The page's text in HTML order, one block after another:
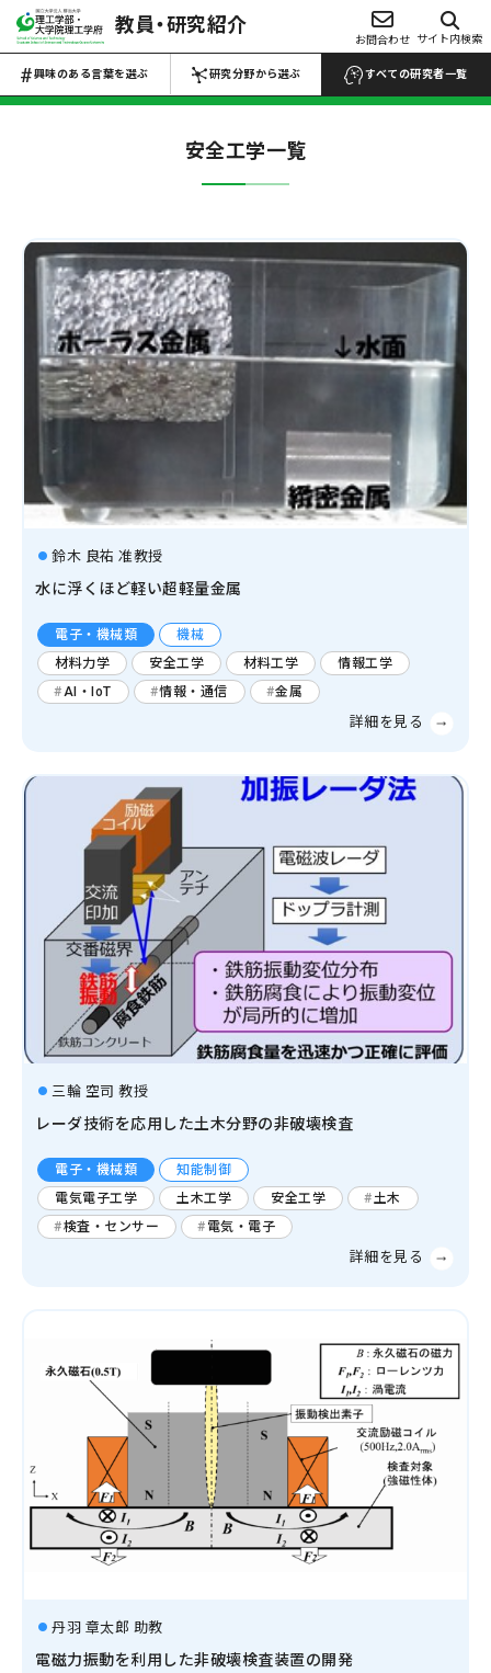
興味のある言葉を選ぶ
すべての研究者一覧 →
医学・医療
生物・微生物
薬・医薬品
農・水産
マイクロ・ナノ
反応・合成
高分子・プラスチ
ック
レーザー
光・熱
数学・物理
電気・電子
AI・IoT
コンピューター
検査・センサー
土木
温暖化
災害・防災
環境
人間工学
燃焼
船舶・海洋
研究分野から選ぶ
Search by research field
プラズマ学 地球惑星科学
工学
材料力学
生産工学 設計工学 流体工学
熱工学 機械力学
電気電子工学 土木工学 建築学
社会システム工学 安全工学 防災工学
複合工学
材料工学
化学工学
応用物理物性 応用物理工学
人間医工学
無機・錯体化学 分析化学 高分子
有機材料
エネルギー関連化学 生体分子化学
農学
農芸化学
生産環境農学
生物学
構造生物化学 機能生物化学
生物物理学
薬学及び基礎医学
薬学
生体の構造と機能
健康科学
情報科学
情報工学 人間情報学
環境学
環境解析評価
教員・研究紹介
お問合わせ サイト内検索
興味のある言葉を選ぶ 研究分野から選ぶ すべての研究者一覧
安全工学一覧
鈴木 良祐 准教授
水に浮くほど軽い超軽量金属
電子・機械類
機械
材料力学
安全工学 材料工学
情報工学
AI・IoT
情報・通信 金属
三輪 空司 教授
レーダ技術を応用した土木分野の非破壊検査
電子・機械類
知能制御
電気電子工学
土木工学 安全工学
土木
検査・センサー
電気・電子
丹羽 章太郎 助教
電磁力振動を利用した非破壊検査装置の開発